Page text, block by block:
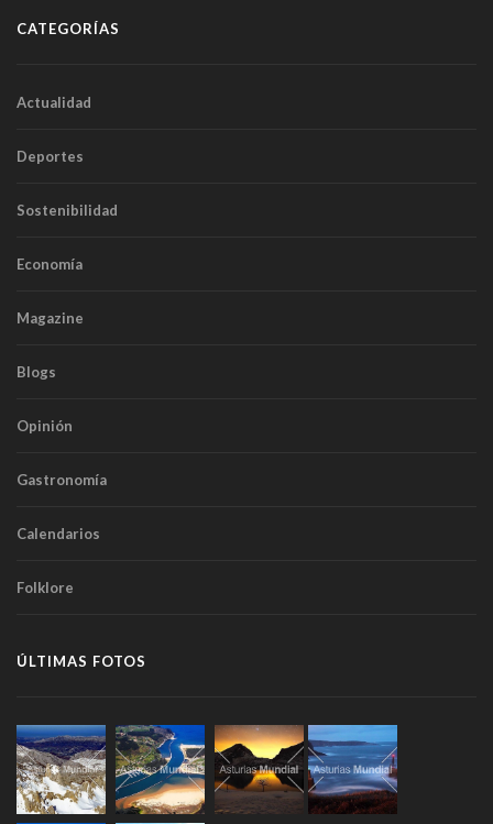
CATEGORÍAS
Actualidad
Deportes
Sostenibilidad
Economía
Magazine
Blogs
Opinión
Gastronomía
Calendarios
Folklore
ÚLTIMAS FOTOS